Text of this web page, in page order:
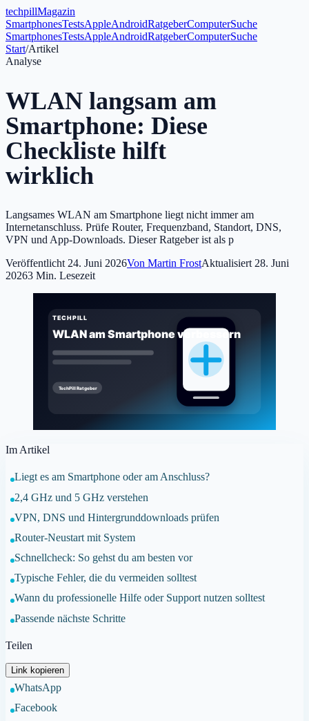
techpillMagazin
SmartphonesTestsAppleAndroidRatgeberComputerSuche
SmartphonesTestsAppleAndroidRatgeberComputerSuche
Start/Artikel
Analyse
WLAN langsam am
Smartphone: Diese
Checkliste hilft
wirklich
Langsames WLAN am Smartphone liegt nicht immer am
Internetanschluss. Prüfe Router, Frequenzband, Standort, DNS,
VPN und App-Downloads. Dieser Ratgeber ist als p
Veröffentlicht 24. Juni 2026Von Martin FrostAktualisiert 28. Juni
20263 Min. Lesezeit
Im Artikel
Liegt es am Smartphone oder am Anschluss?
2,4 GHz und 5 GHz verstehen
VPN, DNS und Hintergrunddownloads prüfen
Router-Neustart mit System
Schnellcheck: So gehst du am besten vor
Typische Fehler, die du vermeiden solltest
Wann du professionelle Hilfe oder Support nutzen solltest
Passende nächste Schritte
Teilen
Link kopieren
WhatsApp
Facebook